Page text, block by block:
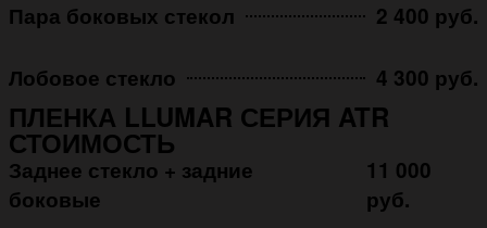
Пара боковых стекол 2 400 руб.
Лобовое стекло 4 300 руб.
ПЛЕНКА LLUMAR СЕРИЯ ATR
СТОИМОСТЬ
Заднее стекло + задние
боковые
11 000
руб.